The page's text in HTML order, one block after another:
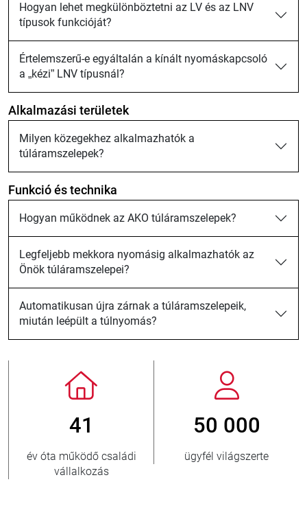
Hogyan lehet megkülönböztetni az LV és az LNV
típusok funkcióját?
Értelemszerű-e egyáltalán a kínált nyomáskapcsoló
a „kézi” LNV típusnál?
Alkalmazási területek
Milyen közegekhez alkalmazhatók a
túláramszelepek?
Funkció és technika
Hogyan működnek az AKO túláramszelepek?
Legfeljebb mekkora nyomásig alkalmazhatók az
Önök túláramszelepei?
Automatikusan újra zárnak a túláramszelepeik,
miután leépült a túlnyomás?
világszerte új ügyfél/év